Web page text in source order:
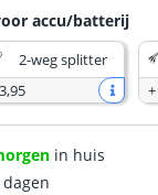
accu/batterij
2-weg splitter
,95
+
in huis